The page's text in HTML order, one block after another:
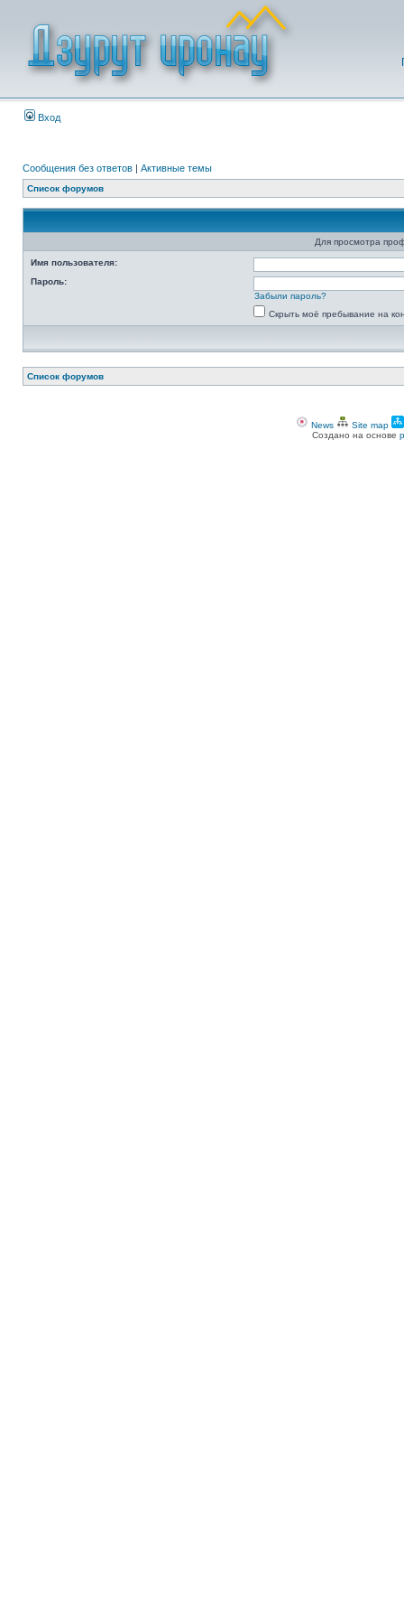
Вход
Сообщения без ответов | Активные темы
Список форумов
Для просмотра
Имя пользователя:
Пароль:
Забыли пароль?
Скрыть моё пребывание на
Список форумов
News Site map
Создано на основе